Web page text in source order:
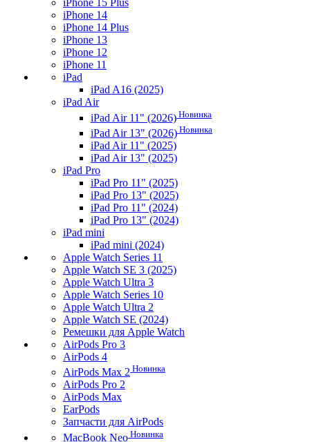
iPhone 15 Plus
iPhone 14
iPhone 14 Plus
iPhone 13
iPhone 12
iPhone 11
iPad
iPad A16 (2025)
iPad Air
iPad Air 11" (2026) Новинка
iPad Air 13" (2026) Новинка
iPad Air 11" (2025)
iPad Air 13" (2025)
iPad Pro
iPad Pro 11" (2025)
iPad Pro 13" (2025)
iPad Pro 11" (2024)
iPad Pro 13" (2024)
iPad mini
iPad mini (2024)
Apple Watch Series 11
Apple Watch SE 3 (2025)
Apple Watch Ultra 3
Apple Watch Series 10
Apple Watch Ultra 2
Apple Watch SE (2024)
Ремешки для Apple Watch
AirPods Pro 3
AirPods 4
AirPods Max 2 Новинка
AirPods Pro 2
AirPods Max
EarPods
Запчасти для AirPods
MacBook Neo Новинка